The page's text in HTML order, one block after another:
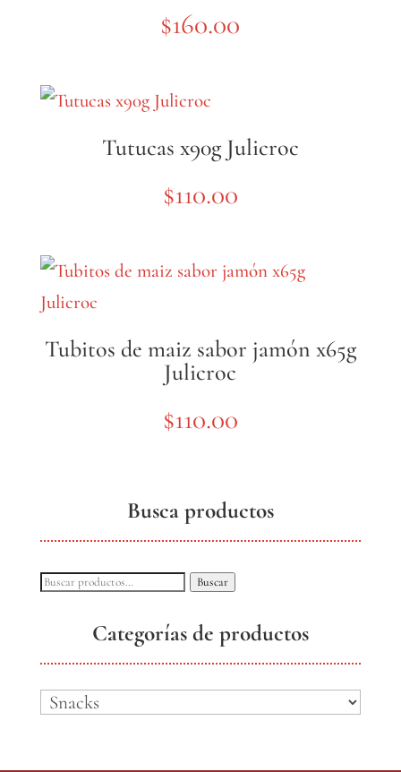
$160.00
Tutucas x90g Julicroc
$110.00
Tubitos de maiz sabor jamón x65g
Julicroc
$110.00
Busca productos
Buscar
Buscar
Categorías de productos